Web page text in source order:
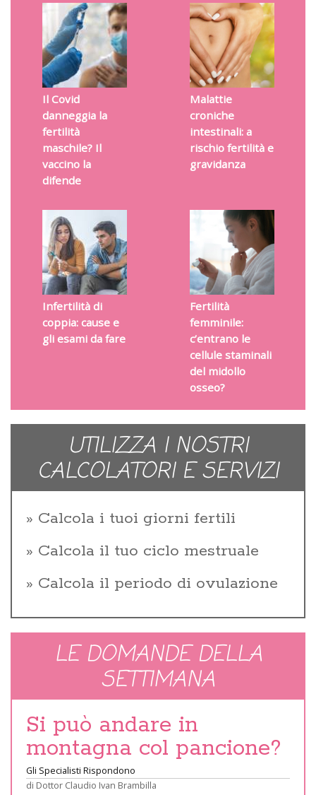
Il Covid
danneggia la
fertilità
maschile? Il
vaccino la
difende
Malattie
croniche
intestinali: a
rischio fertilità e
gravidanza
Infertilità di
coppia: cause e
gli esami da fare
Fertilità
femminile:
c’entrano le
cellule staminali
del midollo
osseo?
UTILIZZA I NOSTRI
CALCOLATORI E SERVIZI
Calcola i tuoi giorni fertili
Calcola il tuo ciclo mestruale
Calcola il periodo di ovulazione
LE DOMANDE DELLA
SETTIMANA
Si può andare in
montagna col pancione?
Gli Specialisti Rispondono
di Dottor Claudio Ivan Brambilla